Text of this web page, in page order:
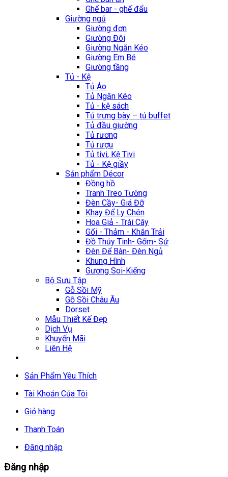
Ghế bar - ghế đẩu
Giường ngủ
Giường đơn
Giường Đôi
Giường Ngăn Kéo
Giường Em Bé
Giường tầng
Tủ - Kệ
Tủ Áo
Tủ Ngăn Kéo
Tủ - kệ sách
Tủ trưng bày – tủ buffet
Tủ đầu giường
Tủ rương
Tủ rượu
Tủ tivi, Kệ Tivi
Tủ - Kệ giầy
Sản phẩm Décor
Đồng hồ
Tranh Treo Tường
Đèn Cầy- Giá Đỡ
Khay Để Ly Chén
Hoa Giả - Trái Cây
Gối - Thảm - Khăn Trải
Đồ Thủy Tinh- Gốm- Sứ
Đèn Để Bàn- Đèn Ngủ
Khung Hình
Gương Soi-Kiếng
Bộ Sưu Tập
Gỗ Sồi Mỹ
Gỗ Sồi Châu Âu
Dorset
Mẫu Thiết Kế Đẹp
Dịch Vụ
Khuyến Mãi
Liên Hệ
Sản Phẩm Yêu Thích
Tài Khoản Của Tôi
Giỏ hàng
Thanh Toán
Đăng nhập
Đăng nhập